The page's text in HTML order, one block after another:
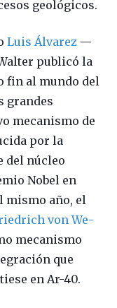
geológicos.
Luis Álvarez —
publicó la
fin al mundo del
grandes
mecanismo de
por la
del núcleo
Nobel en
mismo año, el
von We­
mecanismo
que
en Ar-40.